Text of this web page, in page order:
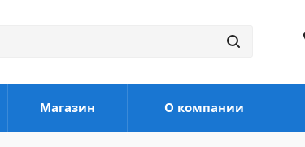
Магазин О компании